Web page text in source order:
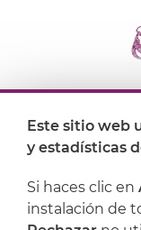
Dónde
Artijoc
Este sitio web
y estadísticas
Si haces clic en
instalación de